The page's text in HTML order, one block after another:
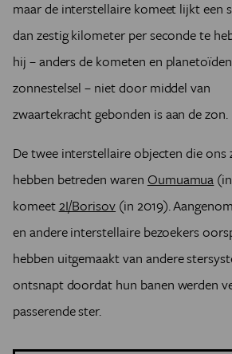
maar de interstellaire komeet lijkt een
dan zestig kilometer per seconde te
hij – anders de kometen en
zonnestelsel – niet door middel van
zwaartekracht gebonden is aan de zon.
De twee interstellaire objecten die ons
hebben betreden waren Oumuamua
komeet2I/Borisov (in 2019).
en andere interstellaire bezoekers
hebben uitgemaakt van andere
ontsnapt doordat hun banen werden
passerende ster.